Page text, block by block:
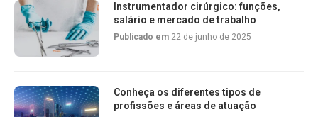
Instrumentador cirúrgico: funções,
salário e mercado de trabalho
Publicado em 22 de junho de 2025
Conheça os diferentes tipos de
profissões e áreas de atuação